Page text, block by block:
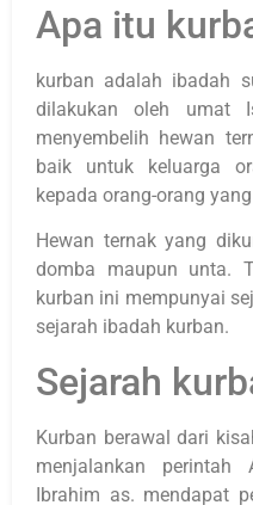
Apa itu
kurban adalah ibadah
dilakukan oleh umat
menyembelih hewan
baik untuk keluarga
kepada orang-orang
Hewan ternak yang
domba maupun unta.
kurban ini mempunyai
sejarah ibadah kurban.
Sejarah
Kurban berawal dari
menjalankan perintah
Ibrahim as. mendapat